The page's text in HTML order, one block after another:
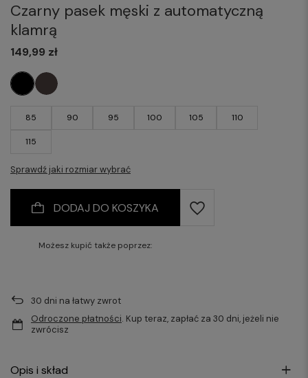
Czarny pasek męski z automatyczną
klamrą
85 90 95 100 105 110
115
Sprawdź jaki rozmiar wybrać
149,99 zł
DODAJ DO KOSZYKA
Możesz kupić także poprzez:
30 dni na łatwy zwrot
Odroczone płatności. Kup teraz, zapłać za 30 dni, jeżeli nie
zwrócisz
Opis i skład